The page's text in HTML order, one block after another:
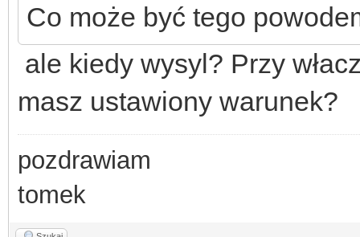
Co może być tego
ale kiedy wysyl? Przy
masz ustawiony warunek?
pozdrawiam
tomek